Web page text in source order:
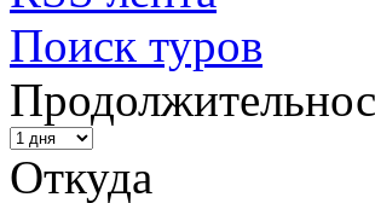
Поиск туров
Откуда